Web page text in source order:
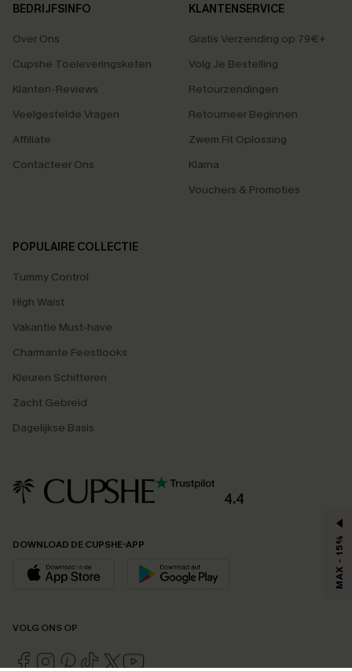
BEDRIJFSINFO
Over Ons
Cupshe Toeleveringsketen
Klanten-Reviews
Veelgestelde Vragen
Affiliate
Contacteer Ons
KLANTENSERVICE
Gratis Verzending op 79€+
Volg Je Bestelling
Retourzendingen
Retourneer Beginnen
Zwem Fit Oplossing
Klarna
Vouchers & Promoties
POPULAIRE COLLECTIE
Tummy Control
High Waist
Vakantie Must-have
Charmante Feestlooks
Kleuren Schitteren
Zacht Gebreid
Dagelijkse Basis
4.4
DOWNLOAD DE CUPSHE-APP
VOLG ONS OP
MAX - 15%